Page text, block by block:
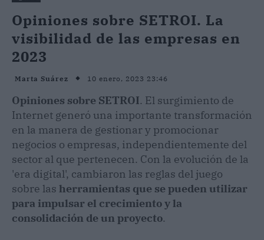
Opiniones sobre SETROI. La
visibilidad de las empresas en
2023
Marta Suárez 10 enero, 2023 23:46
Opiniones sobre SETROI. El surgimiento de
Internet generó una importante transformación
en la manera de gestionar y promocionar
negocios o empresas, independientemente del
sector al que pertenecen. Con la evolución de la
'era digital', cambiaron las reglas del juego
sobre las herramientas que se pueden utilizar
para impulsar el crecimiento y la
consolidación de un proyecto.